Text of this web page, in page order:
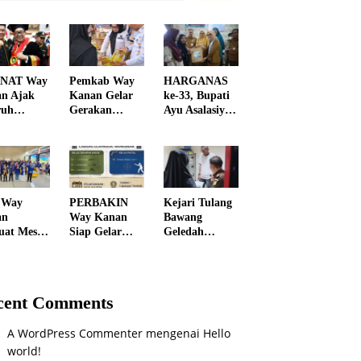
Way
Ajak
Pemkab Way
Kanan Gelar
Gerakan
Warga
Dapatkan
Sembako
Murah dan
Kendalikan
Inflasi
HARGANAS
ke-33, Bupati
Ayu Asalasiyah
Hadir” untuk
Wujudkan
Generasi
Unggul Way
Kanan
Mesin
Dilantik
PERBAKIN
Way Kanan
Siap Gelar
Menembak
Kejari Tulang
Bawang
Geledah
Diusut Serius
Comments
A WordPress Commenter mengenai Hello
world!